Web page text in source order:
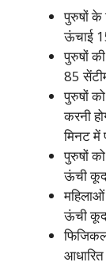
पुरुषों के
ऊंचाई
पुरुषों
85
पुरुषों
करनी
मिनट में
पुरुषों
ऊंची कूद
ऊंची कूद
फिजिकल
आधारित